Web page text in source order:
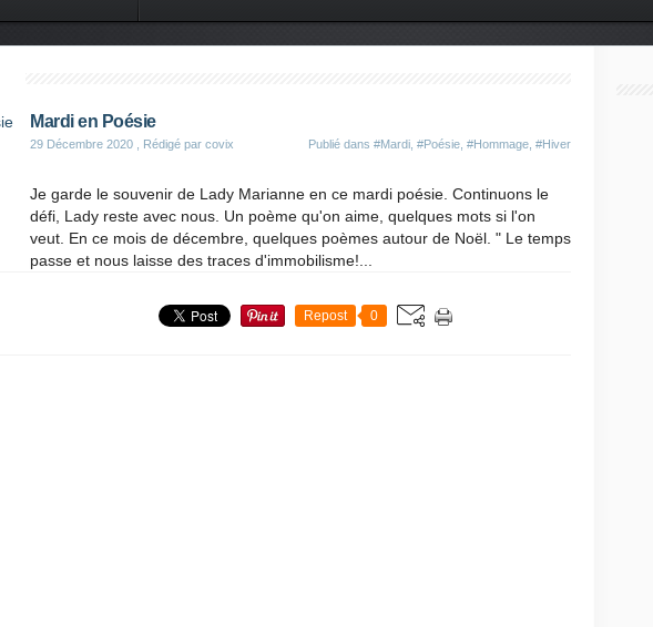
Mardi en Poésie
29 Décembre 2020 , Rédigé par covix Publié dans #Mardi #Poésie #Hommage #Hiver
Je garde le souvenir de Lady Marianne en ce mardi poésie. Continuons le
défi, Lady reste avec nous. Un poème qu'on aime, quelques mots si l'on
veut. En ce mois de décembre, quelques poèmes autour de Noël. " Le temps
passe et nous laisse des traces d'immobilisme!...
Repost 0